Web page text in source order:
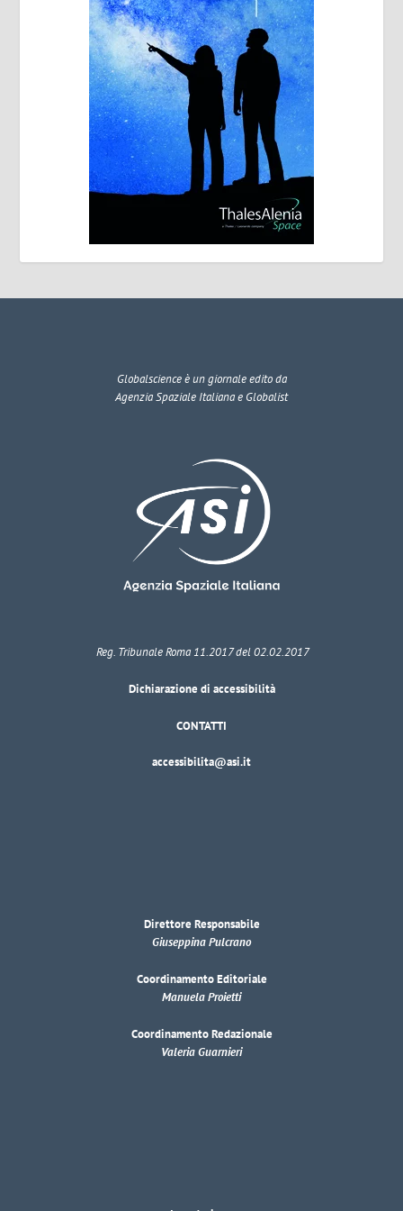
Globalscienceè un giornale edito da
Agenzia Spaziale Italiana e Globalist
Reg. Tribunale Roma 11.2017 del 02.02.2017
Dichiarazione di accessibilità
CONTATTI
accessibilita@asi.it
Direttore Responsabile
Giuseppina Pulcrano
Coordinamento Editoriale
Manuela Proietti
Coordinamento Redazionale
Valeria Guarnieri